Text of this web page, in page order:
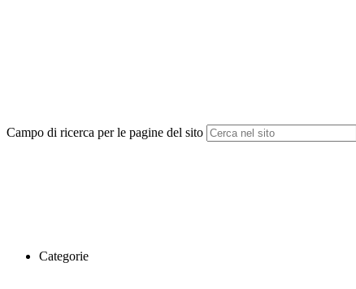
Campo di ricerca per le pagine del sito
Categorie